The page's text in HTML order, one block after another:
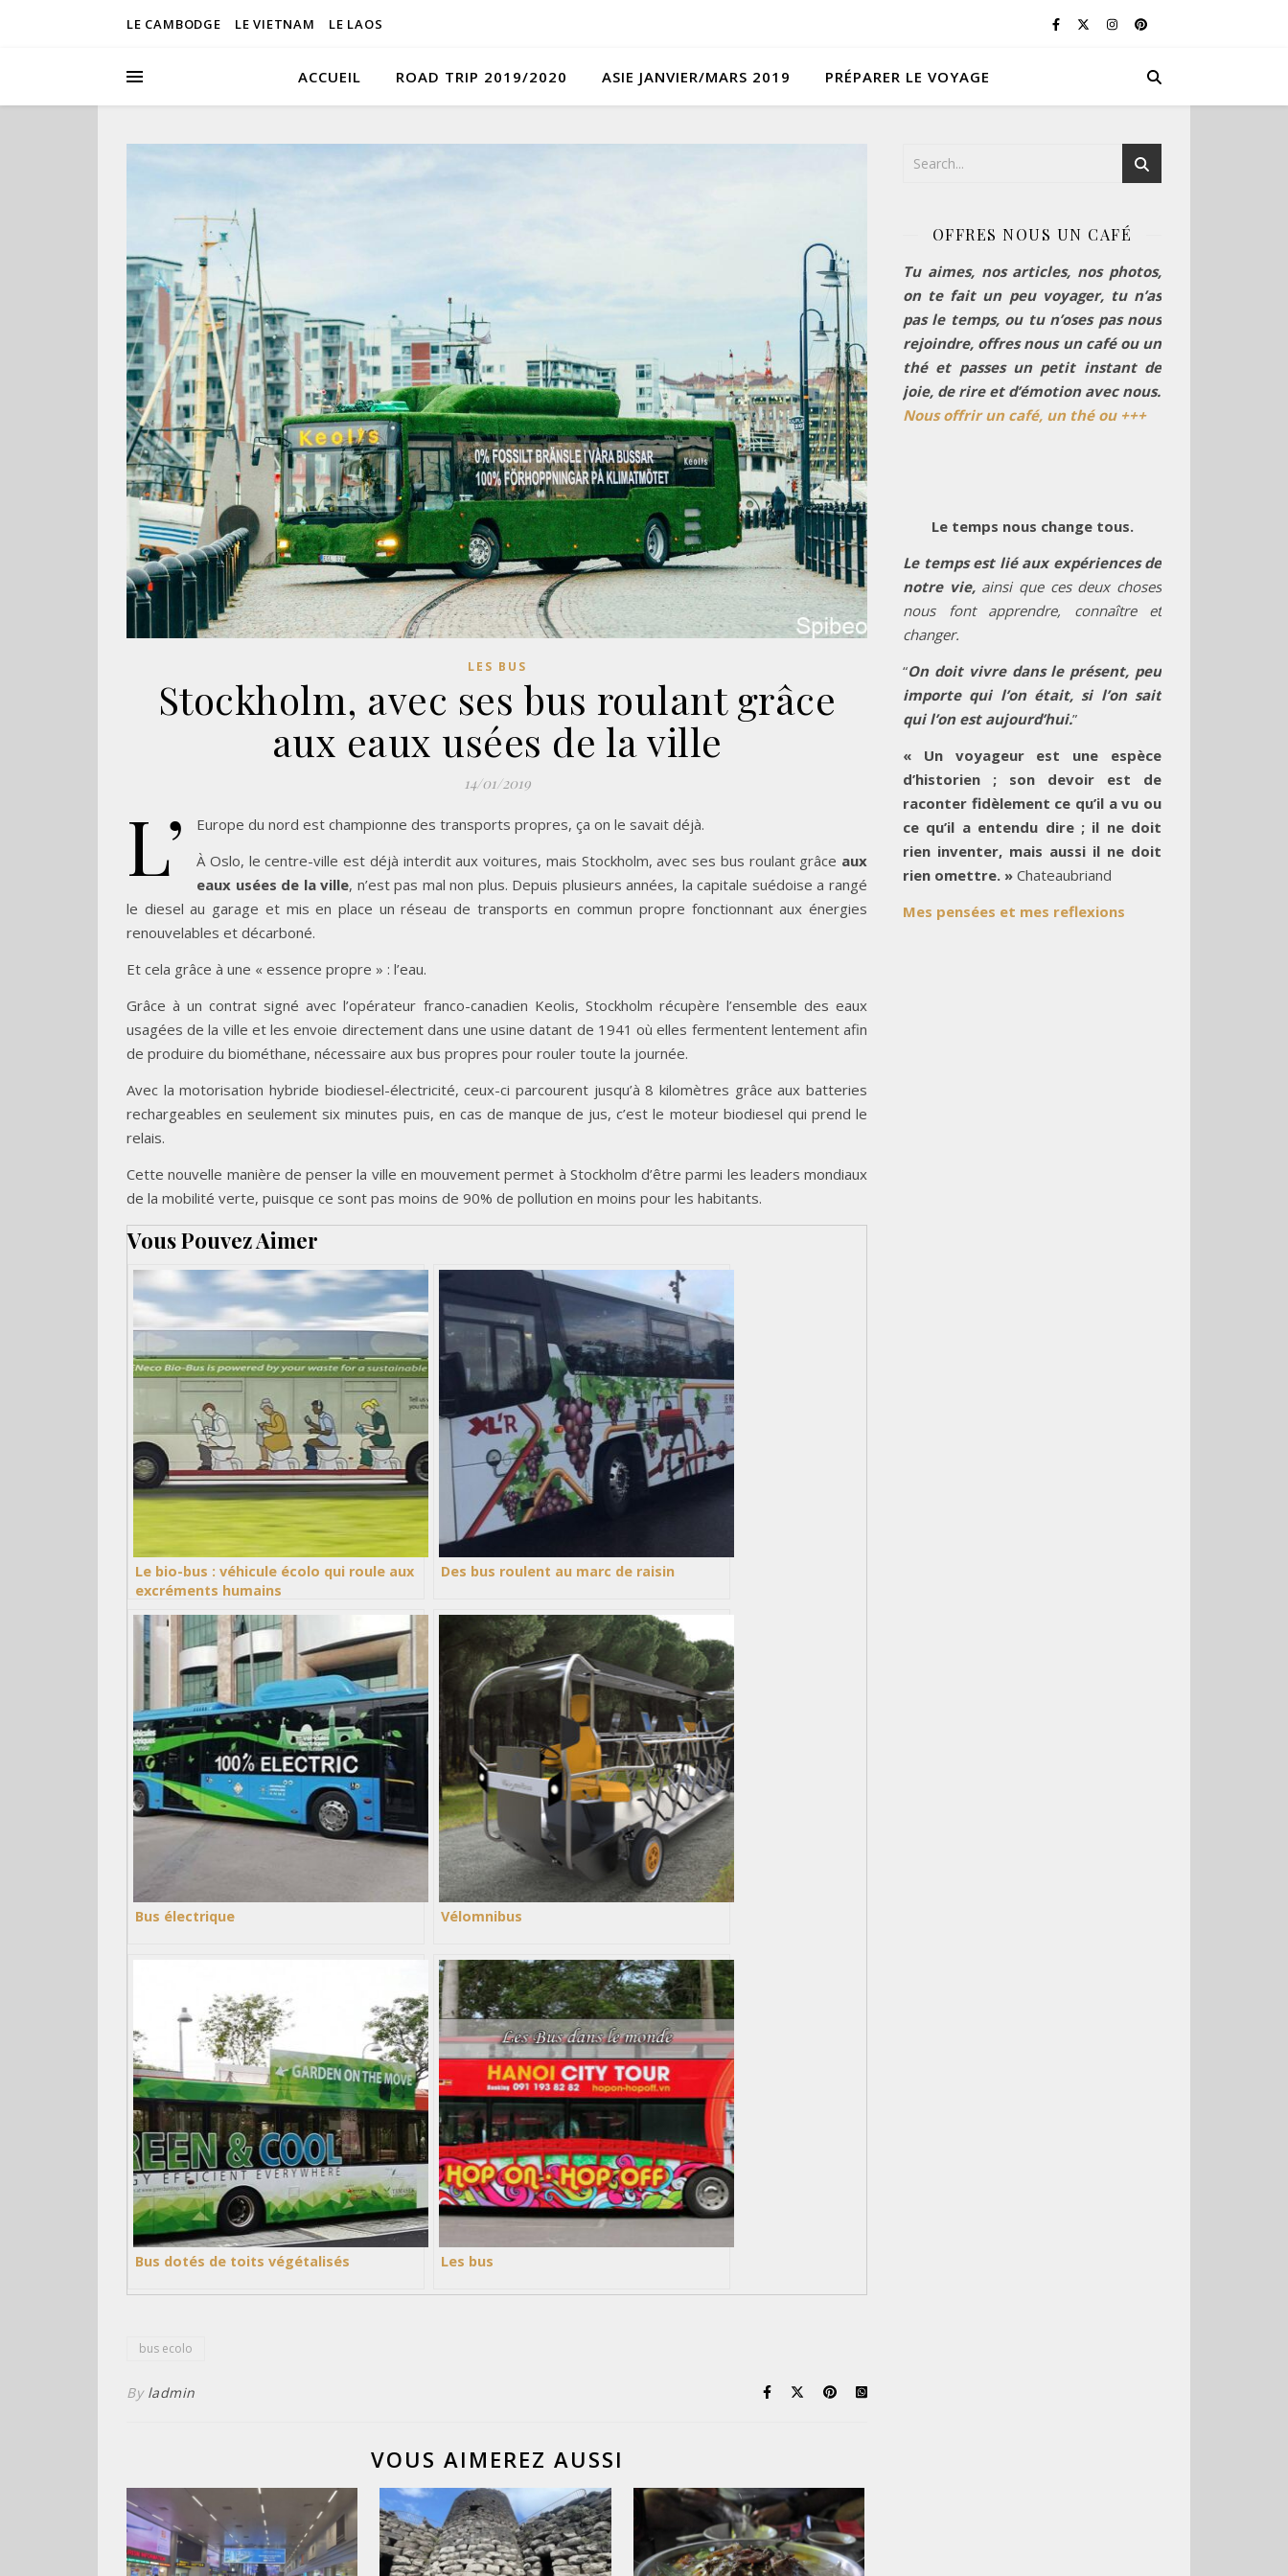
LE CAMBODGE LE VIETNAM LE LAOS
ACCUEIL ROAD TRIP 2019/2020 ASIE JANVIER/MARS 2019 PRÉPARER LE VOYAGE
LES BUS
Stockholm, avec ses bus roulant grâce
aux eaux usées de la ville
14/01/2019
L’
Europe du nord est championne des transports propres, ça on le savait déjà.
À Oslo, le centre-ville est déjà interdit aux voitures, mais Stockholm, avec ses bus roulant grâce aux
eaux usées de la ville, n’est pas mal non plus. Depuis plusieurs années, la capitale suédoise a rangé
le diesel au garage et mis en place un réseau de transports en commun propre fonctionnant aux énergies
renouvelables et décarboné.
Et cela grâce à une « essence propre » : l’eau.
Grâce à un contrat signé avec l’opérateur franco-canadien Keolis, Stockholm récupère l’ensemble des eaux
usagées de la ville et les envoie directement dans une usine datant de 1941 où elles fermentent lentement afin
de produire du biométhane, nécessaire aux bus propres pour rouler toute la journée.
Avec la motorisation hybride biodiesel-électricité, ceux-ci parcourent jusqu’à 8 kilomètres grâce aux batteries
rechargeables en seulement six minutes puis, en cas de manque de jus, c’est le moteur biodiesel qui prend le
relais.
Cette nouvelle manière de penser la ville en mouvement permet à Stockholm d’être parmi les leaders mondiaux
de la mobilité verte, puisque ce sont pas moins de 90% de pollution en moins pour les habitants.
Vous Pouvez Aimer
Le bio-bus : véhicule écolo qui roule aux
excréments humains
Des bus roulent au marc de raisin
Bus électrique Vélomnibus
Bus dotés de toits végétalisés Les bus
bus ecolo
By ladmin
VOUS AIMEREZ AUSSI
OFFRES NOUS UN CAFÉ
Tu aimes, nos articles, nos photos,
on te fait un peu voyager, tu n’as
pas le temps, ou tu n’oses pas nous
rejoindre, offres nous un café ou un
thé et passes un petit instant de
joie, de rire et d’émotion avec nous.
Nous offrir un café, un thé ou +++
Le temps nous change tous.
Le temps est lié aux expériences de
notre vie, ainsi que ces deux choses
nous font apprendre, connaître et
changer.
“On doit vivre dans le présent, peu
importe qui l’on était, si l’on sait
qui l’on est aujourd’hui.”
« Un voyageur est une espèce
d’historien ; son devoir est de
raconter fidèlement ce qu’il a vu ou
ce qu’il a entendu dire ; il ne doit
rien inventer, mais aussi il ne doit
rien omettre. » Chateaubriand
Mes pensées et mes reflexions